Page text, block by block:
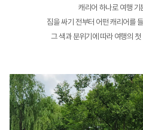
캐리어 하나로 여행 기
짐을 싸기 전부터 어떤 캐리어를
그 색과 분위기에 따라 여행의